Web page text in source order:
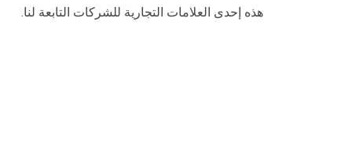
هذه إحدى العلامات التجارية للشركات التابعة لنا.